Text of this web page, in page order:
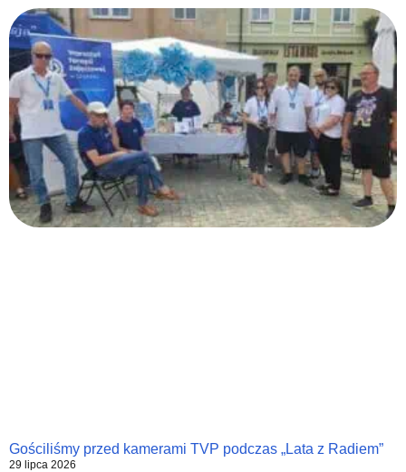
Gościliśmy przed kamerami TVP podczas „Lata z Radiem”
29 lipca 2026